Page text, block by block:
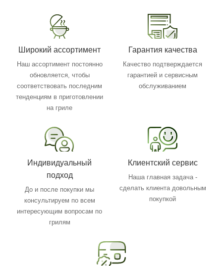
Широкий ассортимент
Наш ассортимент постоянно
обновляется, чтобы
соответствовать последним
тенденциям в приготовлении
на гриле
Гарантия качества
Качество подтверждается
гарантией и сервисным
обслуживанием
Индивидуальный
подход
До и после покупки мы
консультируем по всем
интересующим вопросам по
грилям
Клиентский сервис
Наша главная задача -
сделать клиента довольным
покупкой